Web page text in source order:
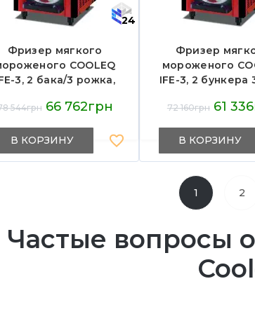
24
Фризер мягкого
COOLEQ
3, 2 бака/3 рожка,
R290, 2 кВт,
12 мес, Китай,
для кафе
544грн 66 762грн
В КОРЗИНУ
Фризер
мороженого
IFE-3, 2 бункера
750×540×850
72 160грн 61
В КОРЗИНУ
1 2
Частые вопросы